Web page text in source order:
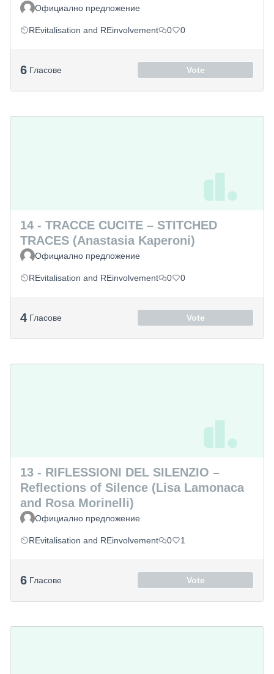
Официално предложение
REvitalisation and REinvolvement 0 0
6 Гласове Vote
14 - TRACCE CUCITE – STITCHED
TRACES (Anastasia Kaperoni)
Официално предложение
REvitalisation and REinvolvement 0 0
4 Гласове Vote
13 - RIFLESSIONI DEL SILENZIO –
Reflections of Silence (Lisa Lamonaca
and Rosa Morinelli)
Официално предложение
REvitalisation and REinvolvement 0 1
6 Гласове Vote